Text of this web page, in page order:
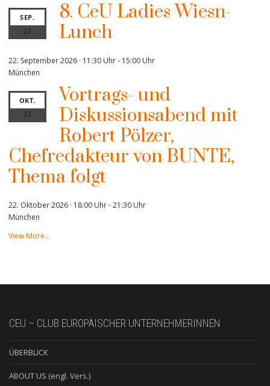
SEP.
22
8. CeU Ladies Wiesn-
Lunch
22. September 2026 · 11:30 Uhr- 15:00 Uhr
München
OKT.
22
Vortrags- und
Diskussionsabend mit
Robert Pölzer,
Chefredakteur von BUNTE,
Thema folgt
22. Oktober 2026 · 18:00 Uhr-21:30 Uhr
München
View More…
CEU – CLUB EUROPÄISCHER UNTERNEHMERINNEN
ÜBERBLICK
ABOUT US (engl. Vers.)